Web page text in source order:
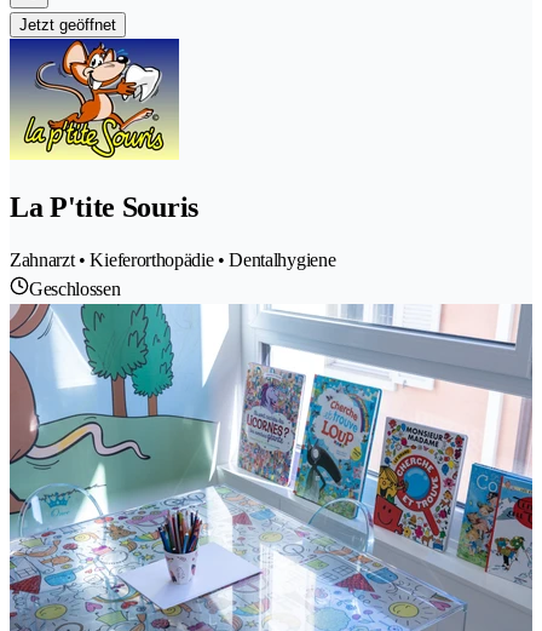
Jetzt geöffnet
La P'tite Souris
Zahnarzt • Kieferorthopädie • Dentalhygiene
Geschlossen